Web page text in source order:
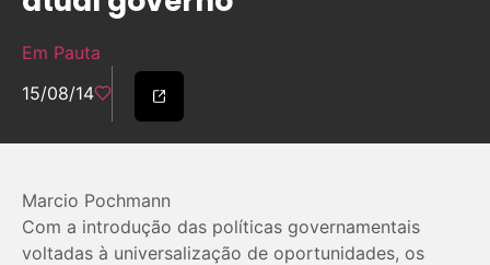
Em Pauta
15/08/14
Marcio Pochmann
Com a introdução das políticas governamentais
voltadas à universalização de oportunidades, os